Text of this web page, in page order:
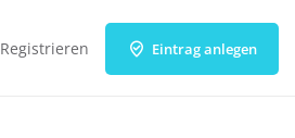
Registrieren Eintrag anlegen